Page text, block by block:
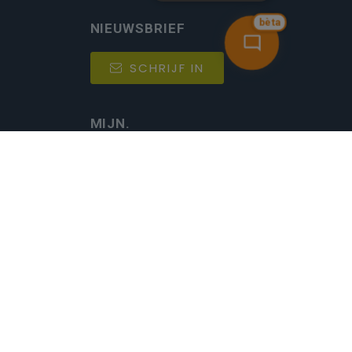
bèta
NIEUWSBRIEF
SCHRIJF IN
MIJN.